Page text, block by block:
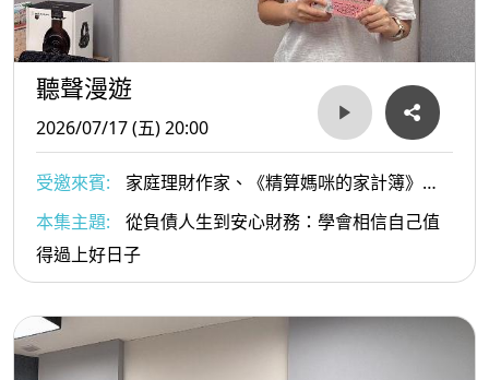
聽聲漫遊
2026/07/17 (五) 20:00
受邀來賓:
家庭理財作家、《精算媽咪的家計簿》
Podcast 主持人 精算媽咪珊迪兔 曾采穎
本集主題:
從負債人生到安心財務：學會相信自己值
得過上好日子